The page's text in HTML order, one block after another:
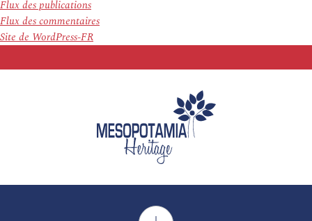
Flux des publications
Flux des commentaires
Site de WordPress-FR